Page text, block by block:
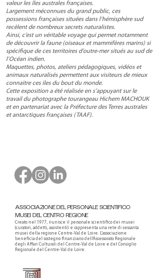
valeur les îles australes françaises.
Largement méconnues du grand public, ces
possessions françaises situées dans l’hémisphère sud
recèlent de nombreux secrets naturalistes.
Ainsi, c’est un véritable voyage qui permet notamment
de découvrir la faune (oiseaux et mammifères marins) si
spécifique de ces territoires d’outre-mer situés au sud de
l’Océan indien.
Maquettes, photos, ateliers pédagogiques, vidéos et
animaux naturalisés permettent aux visiteurs de mieux
connaitre ces iles du bout du monde.
Cette exposition a été réalisée en s’appuyant sur le
travail du photographe tourangeau Hichem MACHOUK
et en partenariat avec la Préfecture des Terres australes
et antarctiques françaises (TAAF).
ASSOCIAZIONE DEL PERSONALE SCIENTIFICO
MUSEI DEL CENTRO REGIONE
Creato nel 1977, riunisce il personale scientifico dei musei
(curatori, addetti, assistenti) e rappresenta una rete di sessanta
musei della regione Centre-Val de Loire. L'associazione
beneficia del sostegno finanziario dell'Assessorato Regionale
degli Affari Culturali del Centre-Val de Loire e del Consiglio
Regionale del Centre-Val de Loire.